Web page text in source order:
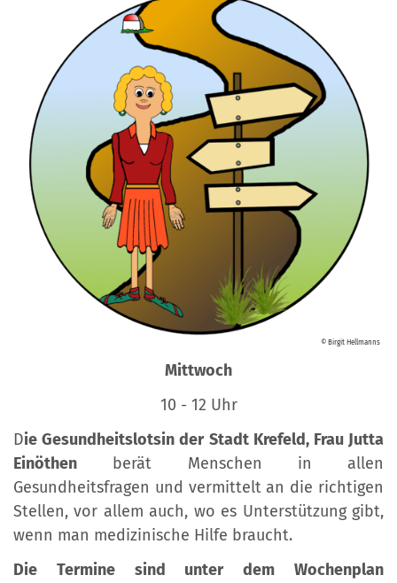
© Birgit Hellmanns
Mittwoch
10 - 12 Uhr
Die Gesundheitslotsin der Stadt Krefeld, Frau Jutta
Einöthen berät Menschen in allen
Gesundheitsfragen und vermittelt an die richtigen
Stellen, vor allem auch, wo es Unterstützung gibt,
wenn man medizinische Hilfe braucht.
Die Termine sind unter dem Wochenplan